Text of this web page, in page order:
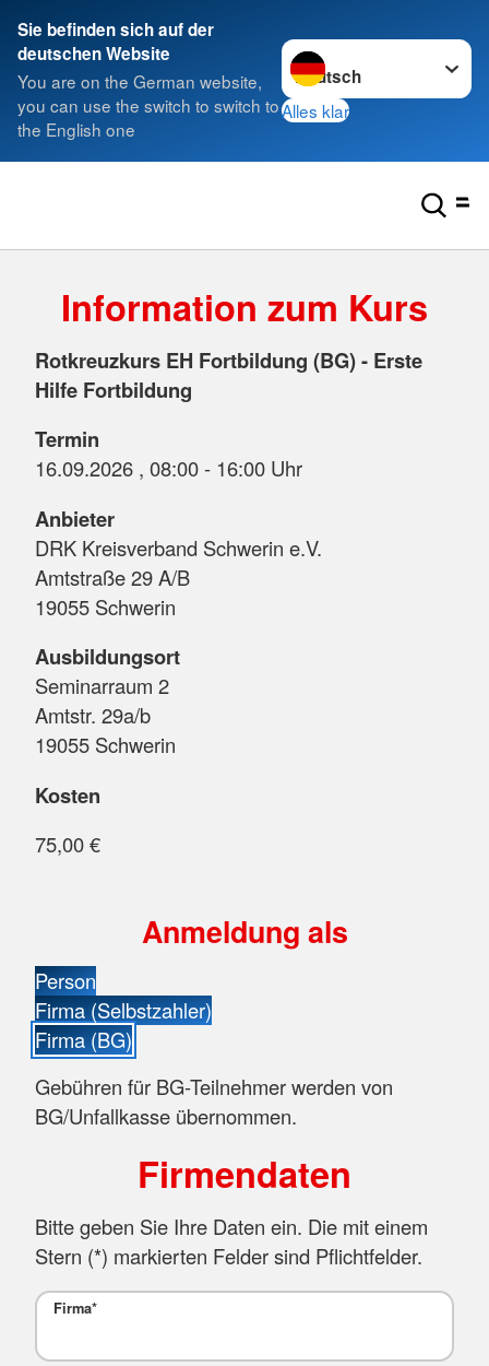
Sie befinden sich auf der
deutschen Website
You are on the German website,
you can use the switch to switch to
the English one
Sprache wechseln zu
Alles klar
Information zum Kurs
Rotkreuzkurs EH Fortbildung (BG) - Erste
Hilfe Fortbildung
Termin
16.09.2026 , 08:00 - 16:00 Uhr
Anbieter
DRK Kreisverband Schwerin e.V.
Amtstraße 29 A/B
19055 Schwerin
Ausbildungsort
Seminarraum 2
Amtstr. 29a/b
19055 Schwerin
Kosten
75,00 €
Anmeldung als
Person
Firma (Selbstzahler)
Firma (BG)
Gebühren für BG-Teilnehmer werden von
BG/Unfallkasse übernommen.
Firmendaten
Bitte geben Sie Ihre Daten ein. Die mit einem
Stern (*) markierten Felder sind Pflichtfelder.
Firma*